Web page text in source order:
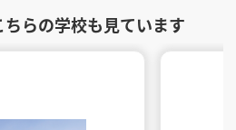
らの学校も見ています